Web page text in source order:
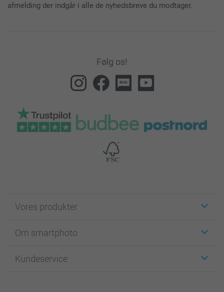
afmelding der indgår i alle de nyhedsbreve du modtager.
Følg os!
Vores produkter
Fotokort
Fotobøger
Om smartphoto
For affiliate
Kundeservice